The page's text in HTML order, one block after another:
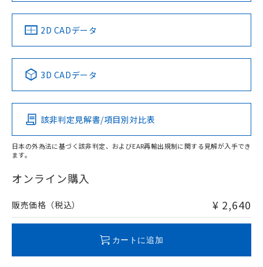
中国 RoHS 注意事項・凡例
Pb Hg Cd Cr(VI)
O
在庫等で未対応品が混在する可能性があります。
問い合わせください。
2D CADデータ
3D CADデータ
該非判定見解書/項目別対比表
日本の外為法に基づく該非判定、およびEAR再輸出規制に関する見解が入手でき
ます。
オンライン購入
販売価格（税込） ¥ 2,640
カートに追加